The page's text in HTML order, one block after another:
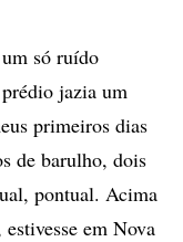
só ruído
jazia um
primeiros dias
de barulho, dois
pontual. Acima
em Nova